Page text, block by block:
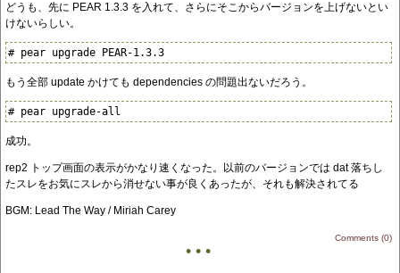
どうも、先に PEAR 1.3.3 を入れて、さらにそこからバージョンを上げないとい
けないらしい。
# pear upgrade PEAR-1.3.3
もう全部 update かけても dependencies の問題出ないだろう。
# pear upgrade-all
成功。
rep2 トップ画面の表示がかなり速くなった。以前のバージョンでは dat 落ちし
たスレをお気にスレから消せない事が良くあったが、それも解決されてる
BGM: Lead The Way / Miriah Carey
Comments (0)
• • •